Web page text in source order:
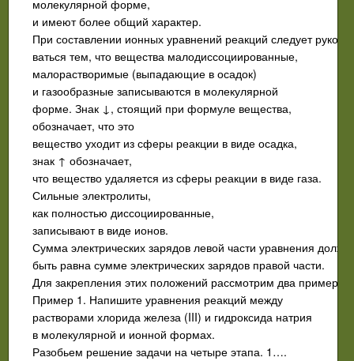
молекулярной форме,
и имеют более общий характер.
При составлении ионных уравнений реакций следует
ваться тем, что вещества малодиссоциированные,
малорастворимые (выпадающие в осадок)
и газообразные записываются в молекулярной
форме. Знак ↓, стоящий при формуле вещества,
обозначает, что это
вещество уходит из сферы реакции в виде осадка,
знак ↑ обозначает,
что вещество удаляется из сферы реакции в виде газа.
Сильные электролиты,
как полностью диссоциированные,
записывают в виде ионов.
Сумма электрических зарядов левой части уравнения
быть равна сумме электрических зарядов правой части.
Для закрепления этих положений рассмотрим два примера.
Пример 1. Напишите уравнения реакций между
растворами хлорида железа (III) и гидроксида натрия
в молекулярной и ионной формах.
Разобьем решение задачи на четыре этапа. 1….